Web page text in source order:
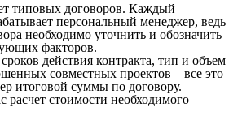
типовых договоров. Каждый
персональный менеджер, ведь
необходимо уточнить и обозначить
факторов.
действия контракта, тип и объем
совместных проектов – все это
итоговой суммы по договору.
расчет стоимости необходимого